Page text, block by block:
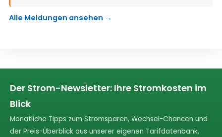
Alle Meldungen ansehen →
Der Strom-Newsletter: Ihre Stromkosten im
Blick
Monatliche Tipps zum Stromsparen, Wechsel-Chancen und
der Preis-Überblick aus unserer eigenen Tarifdatenbank,